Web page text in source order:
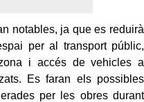
notables, ja que es reduirà
per al transport públic,
i accés de vehicles a
Es faran els possibles
per les obres durant